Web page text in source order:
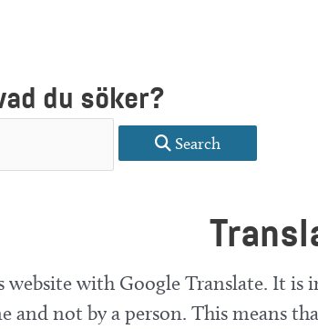
du söker?
Search
website with Google Translate. It
and not by a person. This means